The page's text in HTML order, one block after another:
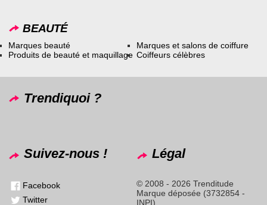
BEAUTÉ
Marques beauté
Produits de beauté et maquillage
Marques et salons de coiffure
Coiffeurs célèbres
Trendiquoi ?
Suivez-nous !
Facebook
Twitter
Légal
© 2008 - 2026 Trenditude
Marque déposée (3732854 -
INPI)